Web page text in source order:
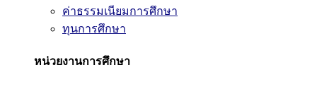
ค่าธรรมเนียมการศึกษา
ทุนการศึกษา
หน่วยงานการศึกษา